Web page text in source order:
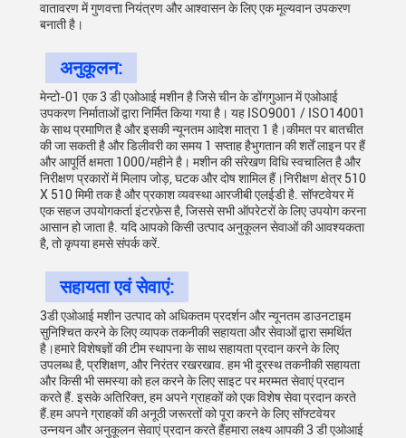
वातावरण में गुणवत्ता नियंत्रण और आश्वासन के लिए एक मूल्यवान उपकरण
बनाती है।
अनुकूलन:
मेन्टो-01 एक 3 डी एओआई मशीन है जिसे चीन के डोंगगुआन में एओआई
उपकरण निर्माताओं द्वारा निर्मित किया गया है। यह ISO9001 / ISO14001
के साथ प्रमाणित है और इसकी न्यूनतम आदेश मात्रा 1 है।कीमत पर बातचीत
की जा सकती है और डिलीवरी का समय 1 सप्ताह हैभुगतान की शर्तें लाइन पर हैं
और आपूर्ति क्षमता 1000/महीने है। मशीन की संरेखण विधि स्वचालित है और
निरीक्षण प्रकारों में मिलाप जोड़, घटक और दोष शामिल हैं।निरीक्षण क्षेत्र 510
X 510 मिमी तक है और प्रकाश व्यवस्था आरजीबी एलईडी है. सॉफ्टवेयर में
एक सहज उपयोगकर्ता इंटरफ़ेस है, जिससे सभी ऑपरेटरों के लिए उपयोग करना
आसान हो जाता है. यदि आपको किसी उत्पाद अनुकूलन सेवाओं की आवश्यकता
है, तो कृपया हमसे संपर्क करें.
सहायता एवं सेवाएं:
3डी एओआई मशीन उत्पाद को अधिकतम प्रदर्शन और न्यूनतम डाउनटाइम
सुनिश्चित करने के लिए व्यापक तकनीकी सहायता और सेवाओं द्वारा समर्थित
है।हमारे विशेषज्ञों की टीम स्थापना के साथ सहायता प्रदान करने के लिए
उपलब्ध है, प्रशिक्षण, और निरंतर रखरखाव. हम भी दूरस्थ तकनीकी सहायता
और किसी भी समस्या को हल करने के लिए साइट पर मरम्मत सेवाएं प्रदान
करते हैं. इसके अतिरिक्त, हम अपने ग्राहकों को एक विशेष सेवा प्रदान करते
हैं.हम अपने ग्राहकों की अनूठी जरूरतों को पूरा करने के लिए सॉफ्टवेयर
उन्नयन और अनुकूलन सेवाएं प्रदान करते हैंहमारा लक्ष्य आपकी 3 डी एओआई